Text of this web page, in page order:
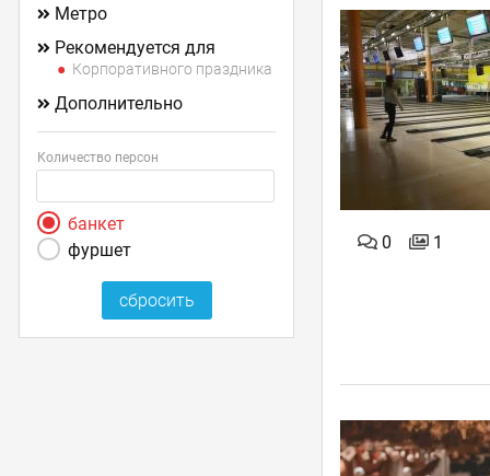
0 1
Метро
Рекомендуется для
Корпоративного праздника
Дополнительно
Количество персон
банкет
фуршет